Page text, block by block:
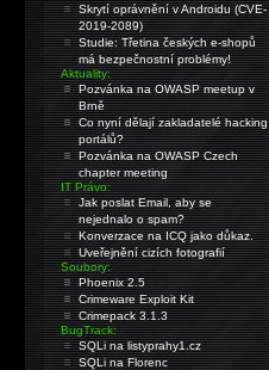
Skrytí oprávnění v Androidu (CVE-
2019-2089)
Studie: Třetina českých e-shopů
má bezpečnostní problémy!
Aktuality:
Pozvánka na OWASP meetup v
Brně
Co nyní dělají zakladatelé hacking
portálů?
Pozvánka na OWASP Czech
chapter meeting
IT Právo:
Jak poslat Email, aby se
nejednalo o spam?
Konverzace na ICQ jako důkaz.
Uveřejnění cizích fotografií
Soubory:
Phoenix 2.5
Crimeware Exploit Kit
Crimepack 3.1.3
BugTrack:
SQLi na listyprahy1.cz
SQLi na Florenc